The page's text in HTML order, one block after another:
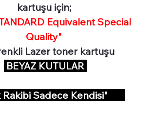
kartuşu için;
Equivalent Special
Quality"
Lazer toner kartuşu
BEYAZ KUTULAR
Sadece Kendisi"